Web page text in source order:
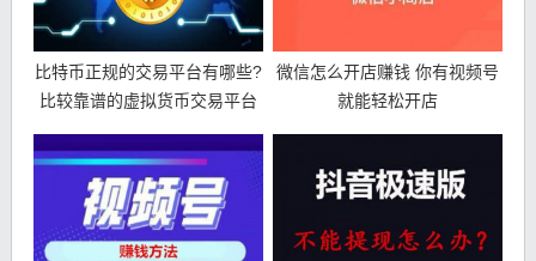
比特币正规的交易平台有哪些?
比较靠谱的虚拟货币交易平台
微信怎么开店赚钱 你有视频号
就能轻松开店